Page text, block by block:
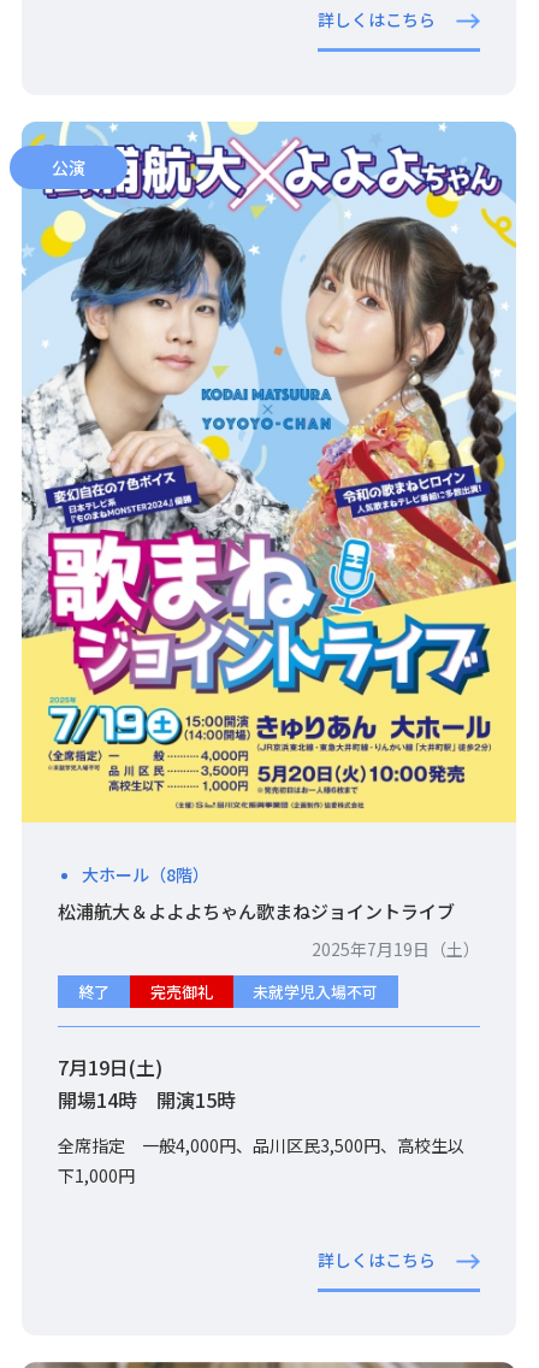
詳しくはこちら
大ホール（8階）
松浦航大＆よよよちゃん歌まねジョイントライブ
公演
2025年7月19日（土）
終了 完売御礼 未就学児入場不可
7月19日(土)
開場14時 開演15時
全席指定 一般4,000円、品川区民3,500円、高校生以
下1,000円
詳しくはこちら